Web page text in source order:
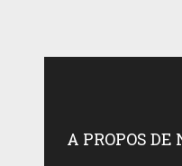
A PROPOS DE